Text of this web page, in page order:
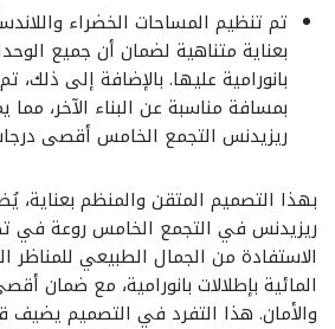
تم تنظيم المساحات الخضراء
بعناية متناهية لضمان أن جميع
بانورامية عليها. بالإضافة إلى
بمسافة مناسبة عن البناء الآخر، مما
ريزيدنس التجمع الخامس أقصى
بهذا التصميم المتقن والمنظم بعناية،
ريزيدنس في التجمع الخامس روعة في
الاستفادة من الجمال الطبيعي للمناظر
المائية بإطلالات بانورامية، مع ضمان
والأمان. هذا التفرد في التصميم يضيف